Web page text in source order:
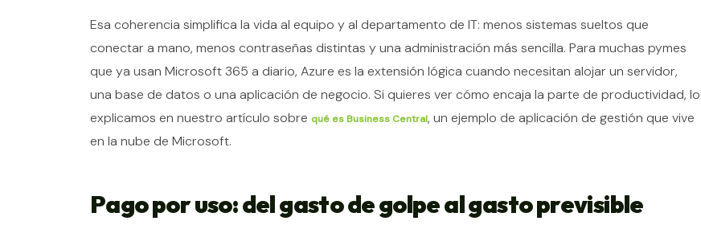
Esa coherencia simplifica la vida al equipo y al departamento de IT: menos sistemas sueltos que
conectar a mano, menos contraseñas distintas y una administración más sencilla. Para muchas pymes
que ya usan Microsoft 365 a diario, Azure es la extensión lógica cuando necesitan alojar un servidor,
una base de datos o una aplicación de negocio. Si quieres ver cómo encaja la parte de productividad, lo
explicamos en nuestro artículo sobre qué es Business Central, un ejemplo de aplicación de gestión que vive
en la nube de Microsoft.
Pago por uso: del gasto de golpe al gasto previsible